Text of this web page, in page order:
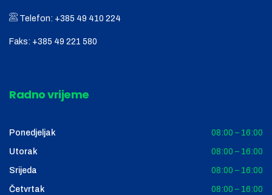
Telefon: +385 49 410 224
Faks: +385 49 221 580
Radno vrijeme
Ponedjeljak 08:00 – 16:00
Utorak 08:00 – 16:00
Srijeda 08:00 – 16:00
Četvrtak 08:00 – 16:00